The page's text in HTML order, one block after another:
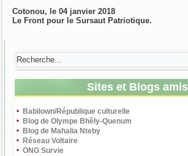
Cotonou, le 04 janvier 2018
Le Front pour le Sursaut Patriotique.
Sites et Blogs amis
Babilown/République culturelle
Blog de Olympe Bhêly-Quenum
Blog de Mahalia Nteby
Réseau Voltaire
ONG Survie